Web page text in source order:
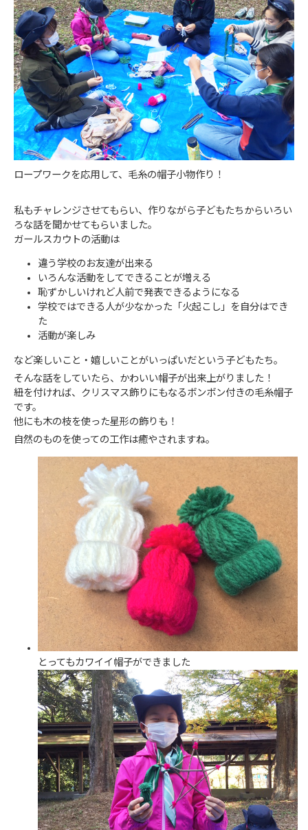
ロープワークを応用して、毛糸の帽子小物作り！
私もチャレンジさせてもらい、作りながら子どもたちからいろい
ろな話を聞かせてもらいました。
ガールスカウトの活動は
違う学校のお友達が出来る
いろんな活動をしてできることが増える
恥ずかしいけれど人前で発表できるようになる
学校ではできる人が少なかった「火起こし」を自分はでき
た
活動が楽しみ
など楽しいこと・嬉しいことがいっぱいだという子どもたち。
そんな話をしていたら、かわいい帽子が出来上がりました！
紐を付ければ、クリスマス飾りにもなるボンボン付きの毛糸帽子
です。
他にも木の枝を使った星形の飾りも！
自然のものを使っての工作は癒やされますね。
とってもカワイイ帽子ができました